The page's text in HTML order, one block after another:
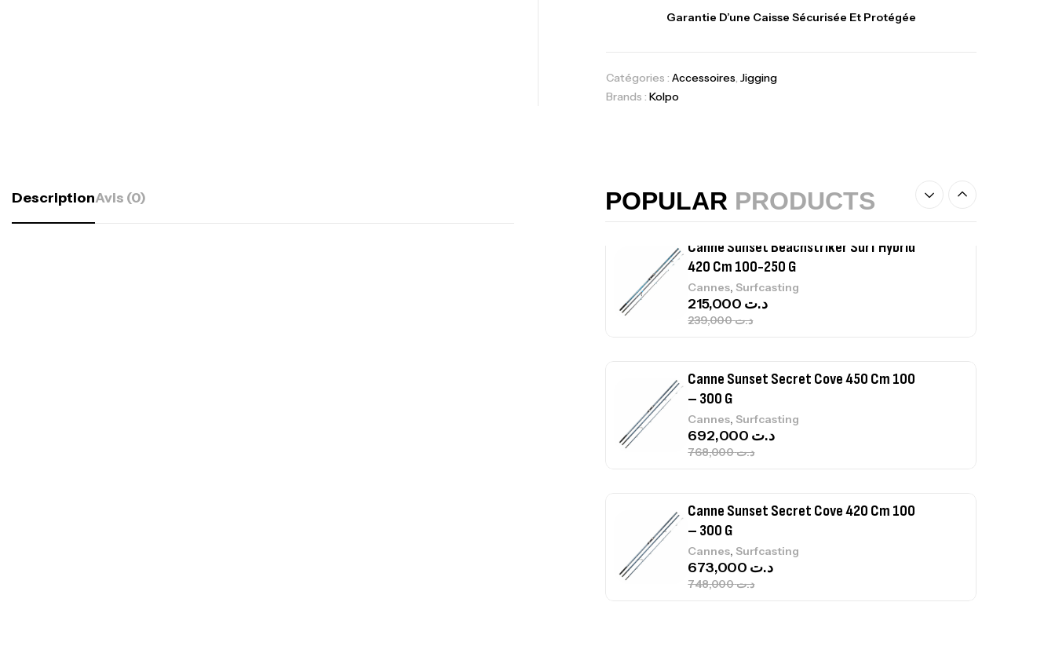
Garantie D’une Caisse Sécurisée Et Protégée
Catégories : Accessoires, Jigging
Brands : Kolpo
DescriptionAvis (0) POPULAR PRODUCTS
Volant 3 Branches Inox T26S/35
Canne Sunset Secret Cove 450 Cm 100
– 300 G
Cannes, Surfcasting
د.ت768,000
د.ت692,000
Canne Sunset Secret Cove 420 Cm 100
– 300 G
Cannes, Surfcasting
د.ت748,000
د.ت 673,000
Canne Jigging Sunset Massive Attack
1.83m 120/250gr 30kg
Cannes, Jigging
د.ت379,000
د.ت340,000